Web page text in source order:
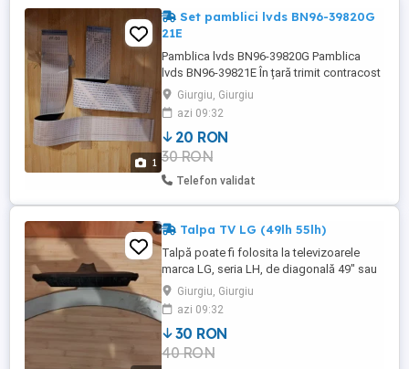
1
Set pamblici lvds BN96-39820G
21E
Pamblica lvds BN96-39820G Pamblica
lvds BN96-39821E În țară trimit contracost
prin curier pentru încă 20 lei în plus.
Giurgiu, Giurgiu
azi 09:32
20 RON
30 RON
Telefon validat
Talpa TV LG (49lh 55lh)
Talpă poate fi folosita la televizoarele
marca LG, seria LH, de diagonală 49" sau
55". În țară trimit contracost prin curier
pentru încă 20 lei în plus.
Giurgiu, Giurgiu
azi 09:32
30 RON
40 RON